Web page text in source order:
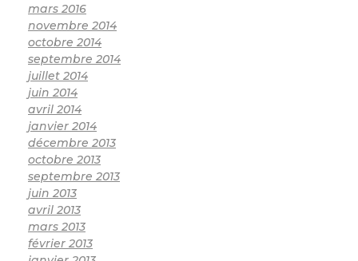
mars 2016
novembre 2014
octobre 2014
septembre 2014
juillet 2014
juin 2014
avril 2014
janvier 2014
décembre 2013
octobre 2013
septembre 2013
juin 2013
avril 2013
mars 2013
février 2013